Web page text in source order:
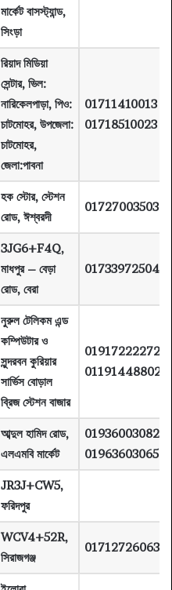
মার্কেট বাসস্ট্যান্ড,
সিংড়া
রিয়াদ মিডিয়া
সেন্টার, ভিল:
নারিকেলপাড়া, পিও:
চাটমোহর, উপজেলা:
চাটমোহর,
জেলা:পাবনা
01711410013
01718510023
হক স্টোর, স্টেশন
রোড, ঈশ্বরদী
01727003503
3JG6+F4Q,
মাধপুর – বেড়া
রোড, বেরা
01733972504
নুরুল টেলিকম এন্ড
কম্পিউটার ও
সুন্দরবন কুরিয়ার
সার্ভিস বোড়াল
ব্রিজ স্টেশন বাজার
01917222272
01191448802
আব্দুল হামিদ রোড,
এলএমবি মার্কেট
01936003082,
01963603065
JR3J+CW5,
ফরিদপুর
WCV4+52R,
সিরাজগঞ্জ
01712726063